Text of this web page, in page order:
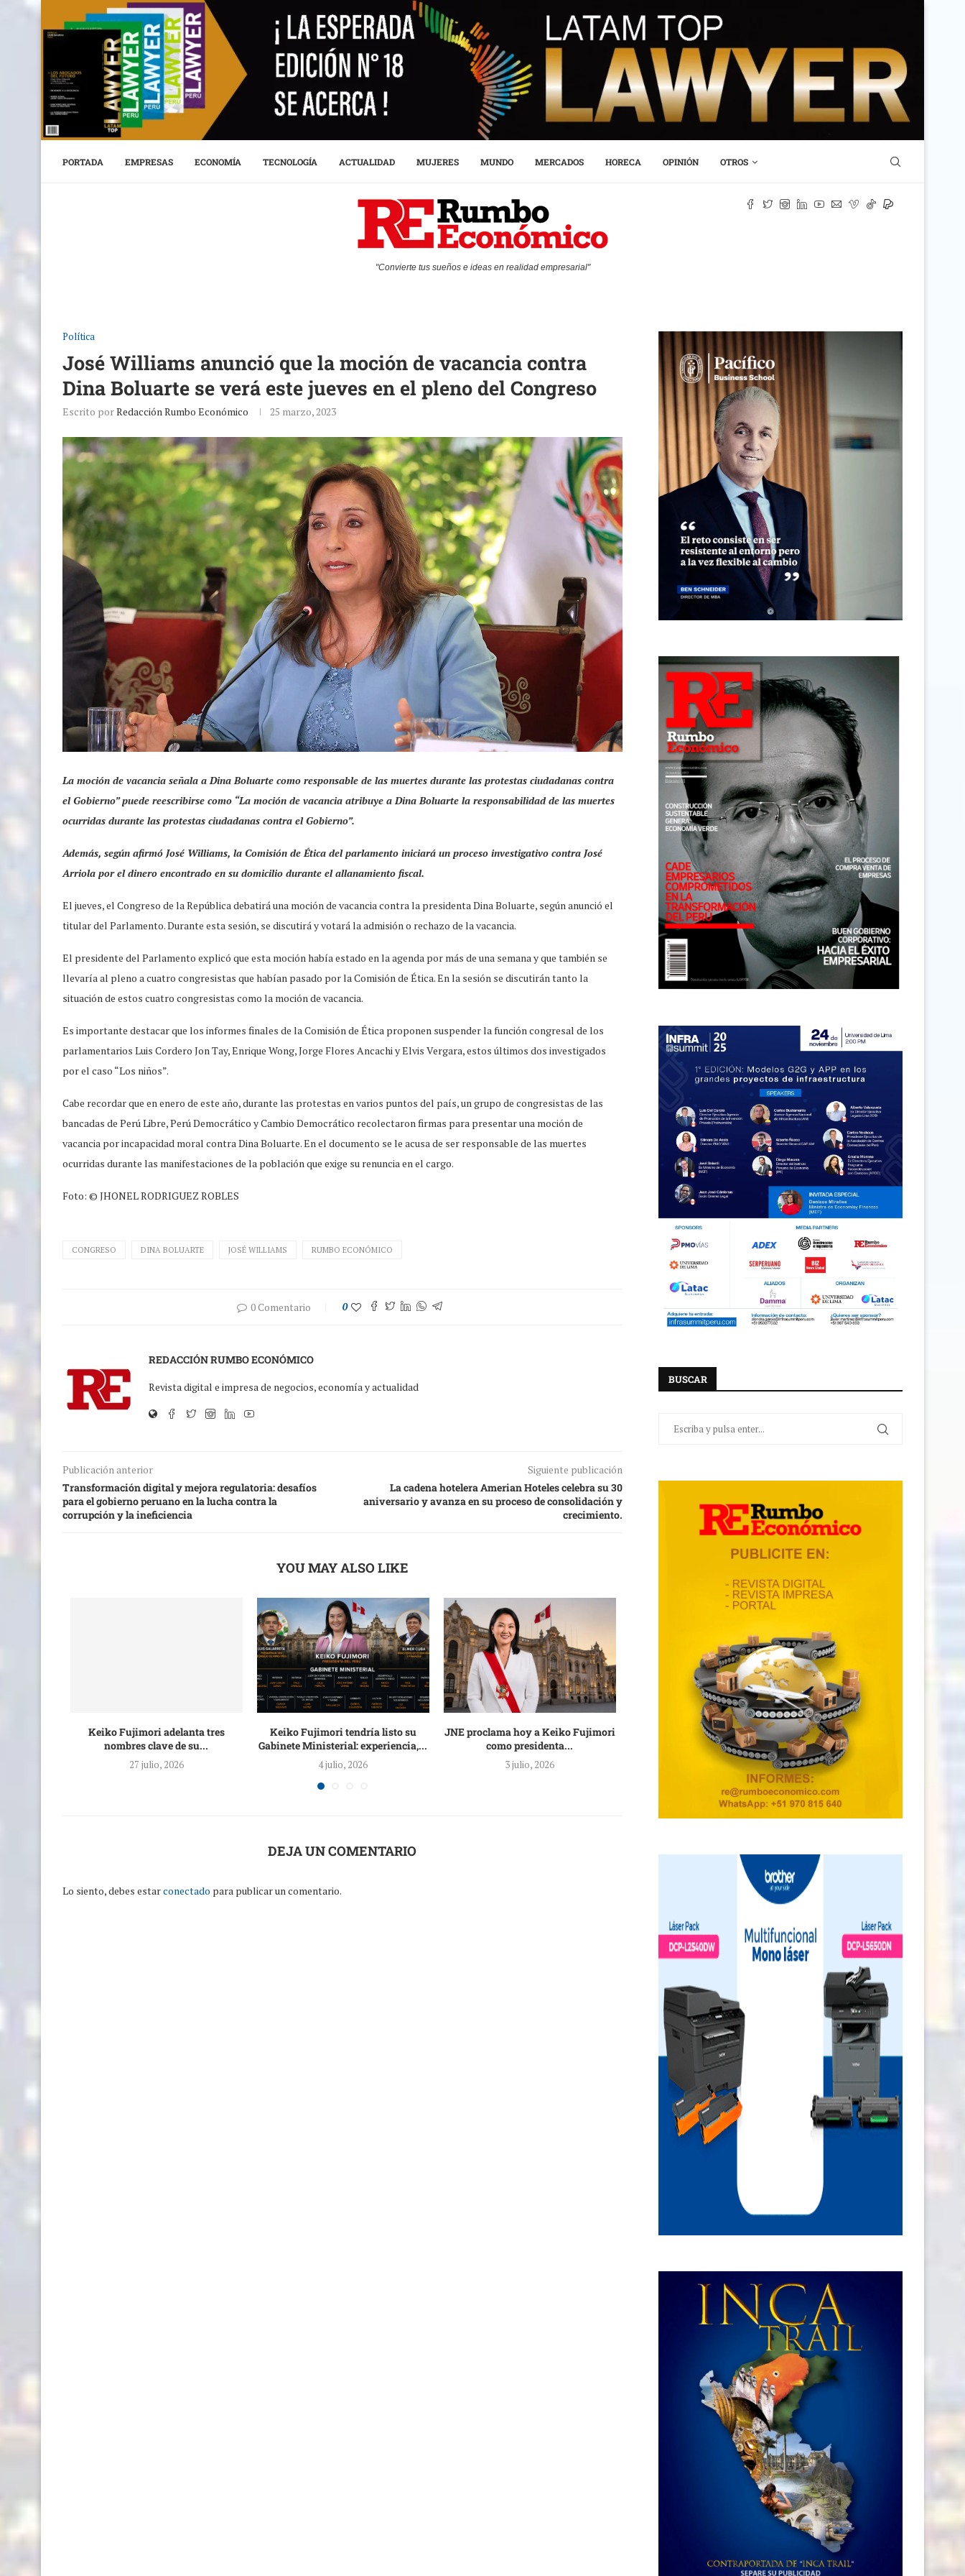
PORTADA EMPRESAS ECONOMÍA TECNOLOGÍA ACTUALIDAD MUJERES MUNDO MERCADOS HORECA OPINIÓN OTROS
"Convierte tus sueños e ideas en realidad empresarial"
Política
José Williams anunció que la moción de vacancia contra
Dina Boluarte se verá este jueves en el pleno del Congreso
Escrito porRedacción Rumbo Económico 25 marzo, 2023
La moción de vacancia señala a Dina Boluarte como responsable de las muertes durante las protestas ciudadanas contra
el Gobierno” puede reescribirse como “La moción de vacancia atribuye a Dina Boluarte la responsabilidad de las muertes
ocurridas durante las protestas ciudadanas contra el Gobierno”.
Además, según afirmó José Williams, la Comisión de Ética del parlamento iniciará un proceso investigativo contra José
Arriola por el dinero encontrado en su domicilio durante el allanamiento fiscal.
El jueves, el Congreso de la República debatirá una moción de vacancia contra la presidenta Dina Boluarte, según anunció el
titular del Parlamento. Durante esta sesión, se discutirá y votará la admisión o rechazo de la vacancia.
El presidente del Parlamento explicó que esta moción había estado en la agenda por más de una semana y que también se
llevaría al pleno a cuatro congresistas que habían pasado por la Comisión de Ética. En la sesión se discutirán tanto la
situación de estos cuatro congresistas como la moción de vacancia.
Es importante destacar que los informes finales de la Comisión de Ética proponen suspender la función congresal de los
parlamentarios Luis Cordero Jon Tay, Enrique Wong, Jorge Flores Ancachi y Elvis Vergara, estos últimos dos investigados
por el caso “Los niños”.
Cabe recordar que en enero de este año, durante las protestas en varios puntos del país, un grupo de congresistas de las
bancadas de Perú Libre, Perú Democrático y Cambio Democrático recolectaron firmas para presentar una moción de
vacancia por incapacidad moral contra Dina Boluarte. En el documento se le acusa de ser responsable de las muertes
ocurridas durante las manifestaciones de la población que exige su renuncia en el cargo.
Foto: © JHONEL RODRIGUEZ ROBLES
CONGRESO DINA BOLUARTE JOSÉ WILLIAMS RUMBO ECONÓMICO
0 Comentario 0
REDACCIÓN RUMBO ECONÓMICO
Revista digital e impresa de negocios, economía y actualidad
Publicación anterior
Transformación digital y mejora regulatoria: desafíos
para el gobierno peruano en la lucha contra la
corrupción y la ineficiencia
Siguiente publicación
La cadena hotelera Amerian Hoteles celebra su 30
aniversario y avanza en su proceso de consolidación y
crecimiento.
YOU MAY ALSO LIKE
Keiko Fujimori adelanta tres
nombres clave de su...
27 julio, 2026
Keiko Fujimori tendría listo su
Gabinete Ministerial: experiencia,...
4 julio, 2026
JNE proclama hoy a Keiko Fujimori
como presidenta...
3 julio, 2026
El Perú le dio la Presidencia; ahora
le...
29 junio, 2026
El voto del extranjero
DEJA UN COMENTARIO
Lo siento, debes estarconectado para publicar un comentario.
BUSCAR